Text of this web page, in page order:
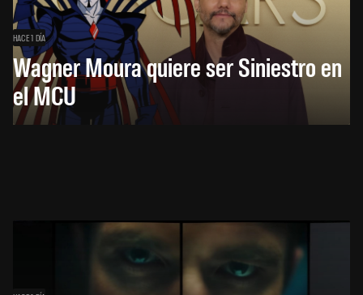
HACE 1 DÍA
Wagner Moura quiere ser Siniestro en
el MCU